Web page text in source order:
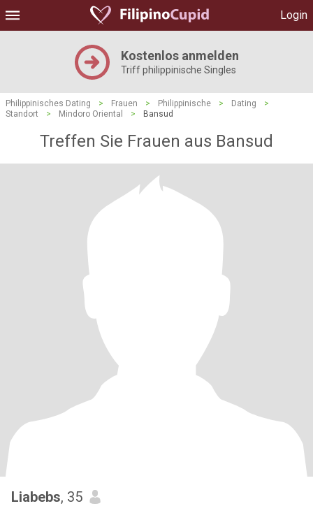
Login
Kostenlos anmelden
Triff philippinische Singles
Philippinisches Dating > Frauen > Philippinische > Dating
>
Standort
> Mindoro Oriental > Bansud
Treffen Sie Frauen aus Bansud
Liabebs, 35